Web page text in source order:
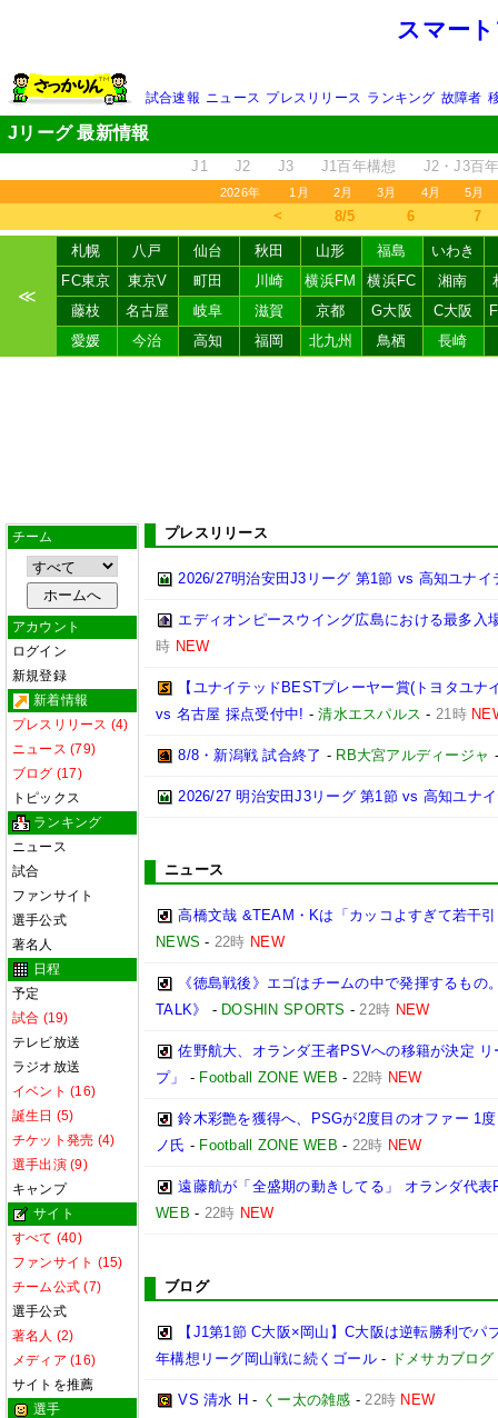
スマー
試合速報 ニュース プレスリリース ランキング 故障者
Jリーグ 最新情報
J1 J2 J3 J1百年構想 J2・J3百
2026年 1月 2月 3月 4月 5月
＜ 8/5 6 7
≪
札幌 八戸 仙台 秋田 山形 福島
いわき
FC東京
東京V 町田 川崎 横浜FM 横浜FC 湘南
藤枝
名古屋 岐阜 滋賀 京都 G大阪 C大阪
愛媛
今治 高知 福岡 北九州 鳥栖 長崎
チーム
アカウント
ログイン
新規登録
新着情報
プレスリリース (4)
ニュース (79)
ブログ (17)
トピックス
ランキング
ニュース
試合
ファンサイト
選手公式
著名人
日程
予定
試合 (19)
テレビ放送
ラジオ放送
イベント (16)
誕生日 (5)
チケット発売 (4)
選手出演 (9)
キャンプ
サイト
すべて (40)
ファンサイト (15)
チーム公式 (7)
選手公式
著名人 (2)
メディア (16)
サイトを推薦
選手
プレスリリース
2026/27明治安田J3リーグ 第1節 vs 高知ユナイ
エディオンピースウイング広島における最多入
時 NEW
【ユナイテッドBESTプレーヤー賞(トヨタユ
vs 名古屋 採点受付中! -清水エスパルス - 21時
8/8・新潟戦 試合終了 - RB大宮アルディージャ
2026/27 明治安田J3リーグ 第1節 vs 高知ユナ
ニュース
高橋文哉 &TEAM・Kは「カッコよすぎて若干
NEWS - 22時 NEW
《徳島戦後》エゴはチームの中で発揮するも
TALK》
- DOSHIN SPORTS -22時 NEW
佐野航大、オランダ王者PSVへの移籍が決定
プ」
- Football ZONE WEB - 22時 NEW
鈴木彩艶を獲得へ、PSGが2度目のオファー 1
ノ氏 - Football ZONE WEB - 22時 NEW
遠藤航が「全盛期の動きしてる」 オランダ代
WEB - 22時 NEW
ブログ
【J1第1節 C大阪×岡山】C大阪は逆転勝利で
年構想リーグ岡山戦に続くゴール - ドメサカブログ
VS 清水 H - くー太の雑感 -22時 NEW